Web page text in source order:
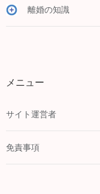
離婚の知識
メニュー
サイト運営者
免責事項